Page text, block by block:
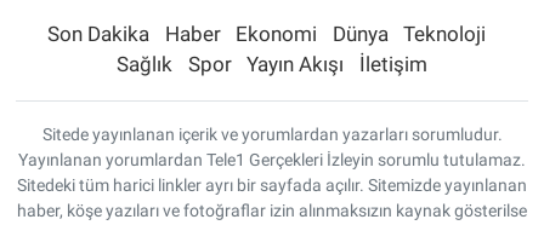
Son Dakika Haber Ekonomi Dünya
Teknoloji
Sağlık
Spor Yayın Akışı İletişim
Sitede yayınlanan içerik ve yorumlardan yazarları sorumludur.
Yayınlanan yorumlardan Tele1 Gerçekleri İzleyin sorumlu tutulamaz.
Sitedeki tüm harici linkler ayrı bir sayfada açılır. Sitemizde yayınlanan
haber, köşe yazıları ve fotoğraflar izin alınmaksızın kaynak gösterilse